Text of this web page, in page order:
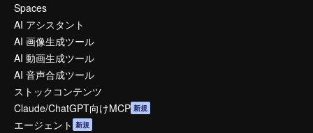
Spaces
AI アシスタント
AI 画像生成ツール
AI 動画生成ツール
AI 音声合成ツール
ストックコンテンツ
Claude/ChatGPT向けMCP 新規
エージェント 新規